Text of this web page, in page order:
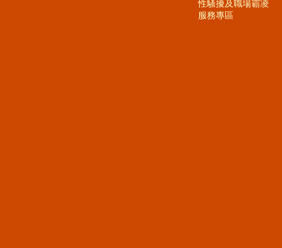
性騷擾及職場霸凌
服務專區